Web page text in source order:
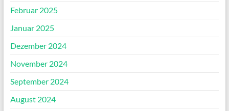
Februar 2025
Januar 2025
Dezember 2024
November 2024
September 2024
August 2024